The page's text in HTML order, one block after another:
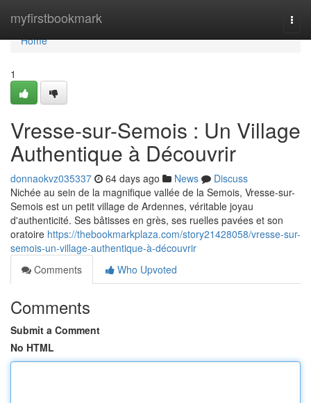
myfirstbookmark
Home
Home
1
Vresse-sur-Semois : Un Village
Authentique à Découvrir
donnaokvz035337 64 days ago News
Discuss
Nichée au sein de la magnifique vallée de la Semois, Vresse-sur-
Semois est un petit village de Ardennes, véritable joyau
d'authenticité. Ses bâtisses en grès, ses ruelles pavées et son
oratoire https://thebookmarkplaza.com/story21428058/vresse-sur-
semois-un-village-authentique-à-découvrir
Comments
Who Upvoted
Comments
Submit a Comment
No HTML